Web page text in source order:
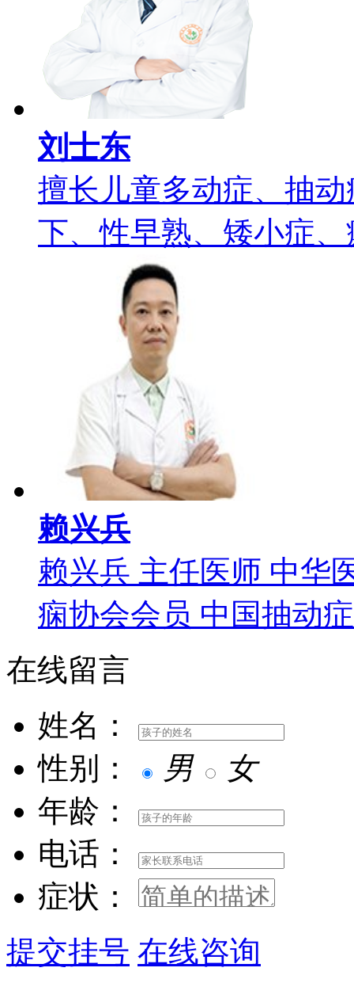
刘士东
擅长儿童多动症、抽
下、性早熟、矮小症、
赖兴兵
赖兴兵 主任医师 中华
痫协会会员 中国抽动
在线留言
姓名：
性别：
男
女
年龄：
电话：
症状：
提交挂号 在线咨询